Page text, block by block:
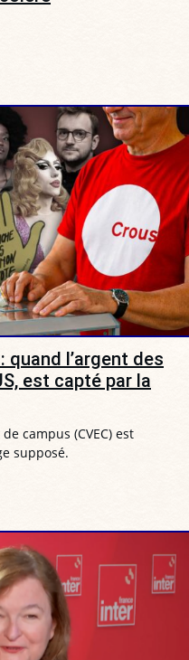
: quand l’argent des
est capté par la
campus (CVEC) est
supposé.